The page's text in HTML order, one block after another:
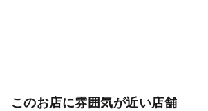
このお店に雰囲気が近い店舗